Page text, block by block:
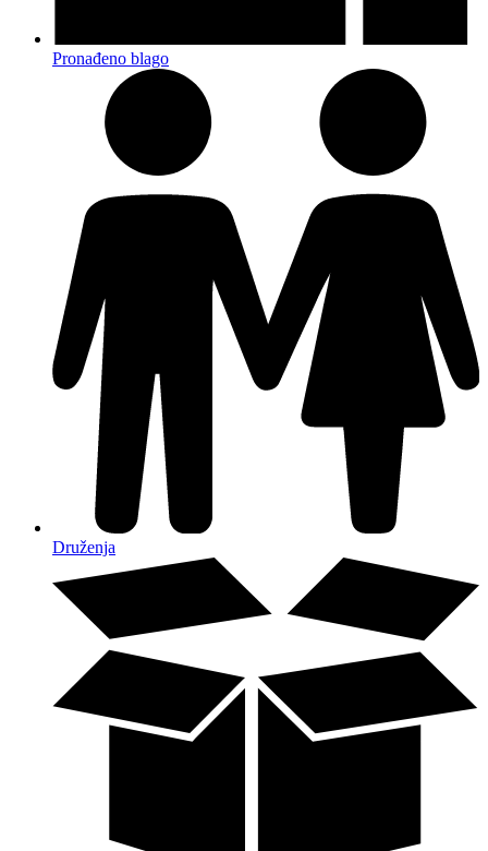
Pronađeno blago
Druženja